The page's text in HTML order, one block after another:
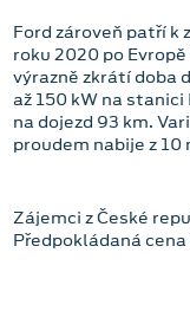
Ford zároveň patří k
roku 2020 po
výrazně zkrátí doba
až 150 kW na
na dojezd 93 km.
proudem nabije z
Zájemci z České
Předpokládaná